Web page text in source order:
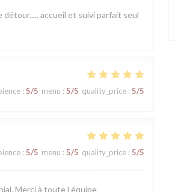
accueil et suivi parfait seul
: 5/5 menu : 5/5 quality_price : 5/5
: 5/5 menu : 5/5 quality_price : 5/5
Merci à toute l équipe